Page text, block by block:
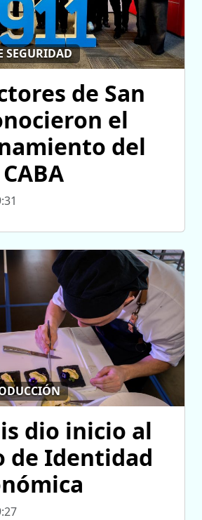
SEGURIDAD
de San
el
del
dio inicio al
de Identidad